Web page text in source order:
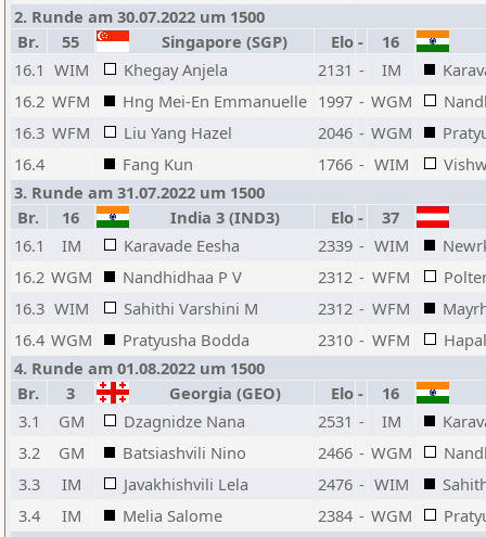
2. Runde am 30.07.2022 um 1500
Br.
55 Singapore (SGP) Elo - 16
16.1 WIM Khegay Anjela 2131 - IM
16.2 WFM Hng Mei-En Emmanuelle 1997 - WGM
16.3 WFM Liu Yang Hazel 2046 - WGM
16.4
Fang Kun 1766 - WIM
3. Runde am 31.07.2022 um 1500
Br.
16 India 3 (IND3) Elo - 37
16.1
IM Karavade Eesha 2339 - WIM
16.2 WGM Nandhidhaa P V 2312 - WFM
16.3 WIM Sahithi Varshini M 2312 - WFM
16.4 WGM Pratyusha Bodda 2310 - WFM
4. Runde am 01.08.2022 um 1500
Br.
3 Georgia (GEO) Elo - 16
3.1
GM Dzagnidze Nana 2531 - IM
3.2
GM Batsiashvili Nino 2466 - WGM
3.3
IM Javakhishvili Lela 2476 - WIM
3.4
IM Melia Salome 2384 - WGM